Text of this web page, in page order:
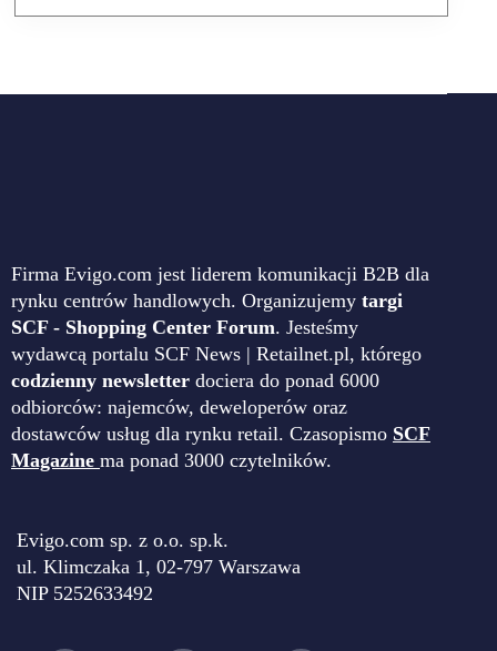
Firma Evigo.com jest liderem komunikacji B2B dla
rynku centrów handlowych. Organizujemy targi
SCF - Shopping Center Forum. Jesteśmy
wydawcą portalu SCF News | Retailnet.pl, którego
codzienny newsletter dociera do ponad 6000
odbiorców: najemców, deweloperów oraz
dostawców usług dla rynku retail. Czasopismo SCF
Magazine ma ponad 3000 czytelników.
Evigo.com sp. z o.o. sp.k.
ul. Klimczaka 1, 02-797 Warszawa
NIP 5252633492